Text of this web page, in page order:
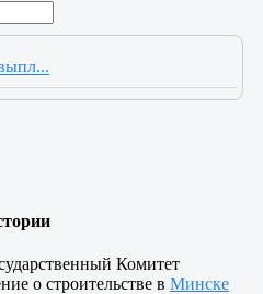
Комитет
о строительстве в Минске